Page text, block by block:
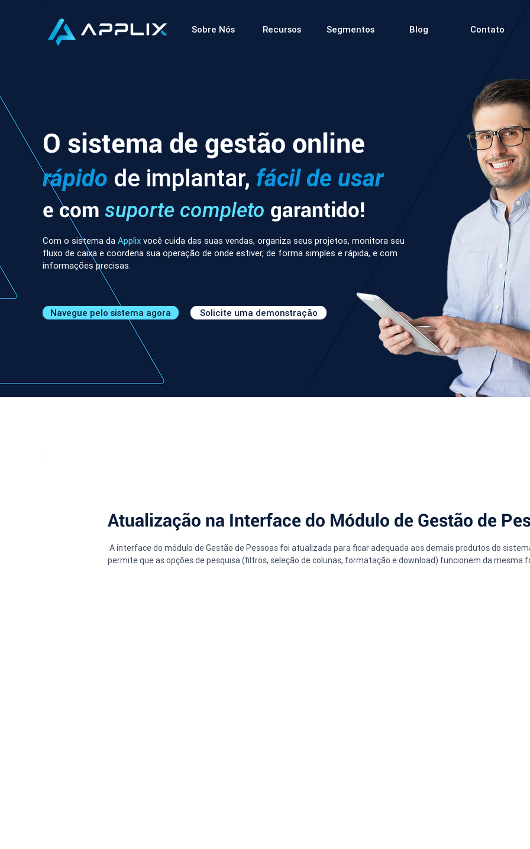
Sobre Nós Recursos Segmentos Blog Contato
Com o sistema da Applix você cuida das suas vendas, organiza seus projetos, monitora seu
fluxo de caixa e coordena sua operação de onde estiver, de forma simples e rápida, e com
informações precisas.
Navegue pelo sistema agora Solicite uma demonstração
O sistema de gestão online
rápido de implantar, fácil de usar
e com suporte completo garantido!
Atualização na Interface do Módulo de Gestão de
permite que as opções de pesquisa (filtros, seleção de colunas, formatação e download) funcionem da mesma